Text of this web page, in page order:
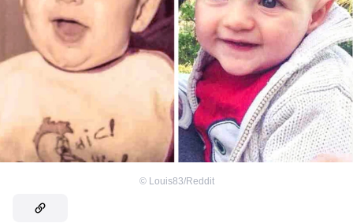
© Louis83/Reddit